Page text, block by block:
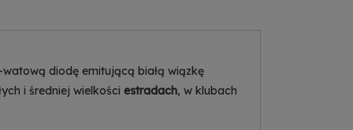
diodę emitującą białą wiązkę
i średniej wielkości estradach, w klubach